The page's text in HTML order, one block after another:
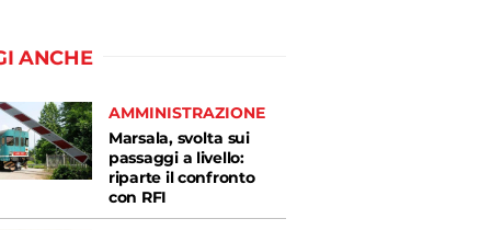
ANCHE
AMMINISTRAZIONE
Marsala, svolta sui
passaggi a livello:
riparte il confronto
con RFI